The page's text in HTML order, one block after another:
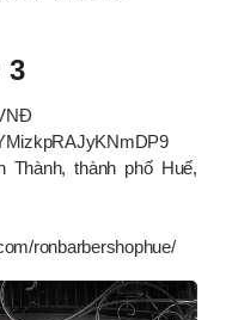
3
thành phố Huế,
ronbarbershophue/